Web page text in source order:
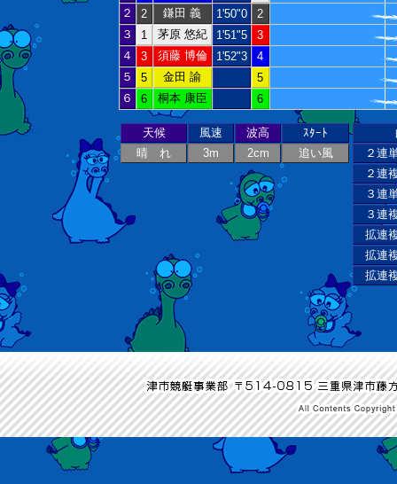
２
2 鎌田 義 1'50"0
2
３
1 茅原 悠紀 1'51"5
3
４
3 須藤 博倫 1'52"3
4
５
5 金田 諭
5
６
6 桐本 康臣 6
天候 風速 波高
ｽﾀｰﾄ
晴 れ
3m 2cm 追い風
２連
２連
３連
３連
拡連
拡連
拡連